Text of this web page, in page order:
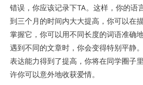
错误，你应该记录下TA。这样，你的语
到三个月的时间内大大提高，你可以在
掌握它，你可以用不同长度的词语准确
遇到不同的文章时，你会变得特别平静
表达能力得到了提高，你将在同学圈子
许你可以意外地收获爱情。